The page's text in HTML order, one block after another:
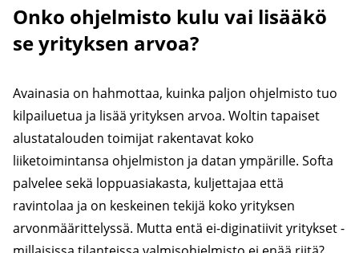
Onko ohjelmisto kulu vai lisääkö
se yrityksen arvoa?
Avainasia on hahmottaa, kuinka paljon ohjelmisto tuo
kilpailuetua ja lisää yrityksen arvoa. Woltin tapaiset
alustatalouden toimijat rakentavat koko
liiketoimintansa ohjelmiston ja datan ympärille. Softa
palvelee sekä loppuasiakasta, kuljettajaa että
ravintolaa ja on keskeinen tekijä koko yrityksen
arvonmäärittelyssä. Mutta entä ei-diginatiivit yritykset -